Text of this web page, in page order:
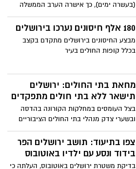
(בעשרה ימים), כך אישרה הערב הממשלה
לאחר דיון שהתקיים בעקבות נתוני התחלואה
הקשים בקורונה
180 אלף חיסונים נערכו בירושלים
מבצע החיסונים בירושלים מתקדם בקצב
בכלל קופות החולים בעיר
מחאת בתי החולים: ירושלים
תישאר ללא בתי חולים מתפקדים
בצל העומסים במחלקות הקורונה בהדסה
ובשערי צדק מנהלי בתי החולים הציבוריים
מחריפים את המאבק: החל מהיום (א') ראשון
יבוטלו תורים וביום רביעי תישאר ירושלים ללא
בתי חולים מתפקדים
צפו בתיעוד: תושב ירושלים הפר
בידוד ונסע עם ילדיו באוטובוס
בדיקת משטרת ירושלים באוטובוס, העלתה כי